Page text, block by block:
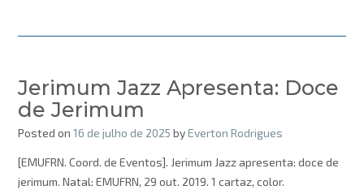
Jerimum Jazz Apresenta: Doce
de Jerimum
Posted on 16 de julho de 2025 byEverton Rodrigues
[EMUFRN. Coord. de Eventos]. Jerimum Jazz apresenta: doce de
jerimum. Natal: EMUFRN, 29 out. 2019. 1 cartaz, color.